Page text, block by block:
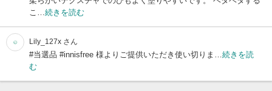
こ… 続きを読む
Lily_127x さん
#当選品 #innisfree 様よりご提供いただき使い切りま… 続きを読
む